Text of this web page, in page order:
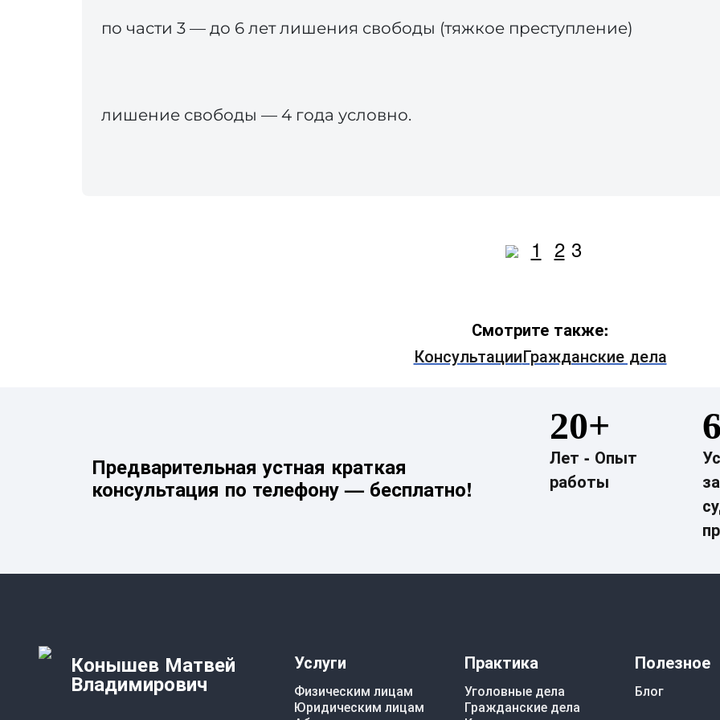
по части 3 — до 6 лет лишения свободы (тяжкое преступление)
лишение свободы — 4 года условно.
1 2 3
Смотрите также:
КонсультацииГражданские дела
Предварительная устная краткая
консультация по телефону — бесплатно!
20+
Лет - Опыт
работы
Конышев Матвей
Владимирович
Услуги
Физическим лицам
Юридическим лицам
Практика
Уголовные дела
Гражданские дела
Полезное
Блог